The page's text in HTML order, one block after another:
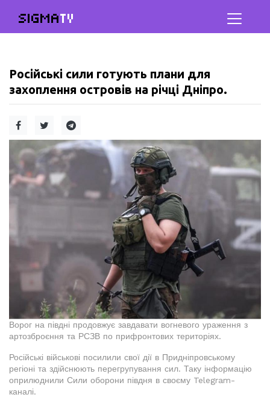
SIGMATV
Російські сили готують плани для
захоплення островів на річці Дніпро.
Ворог на півдні продовжує завдавати вогневого ураження з
артозброєння та РСЗВ по прифронтових територіях.
Російські військові посилили свої дії в Придніпровському
регіоні та здійснюють перегрупування сил. Таку інформацію
оприлюднили Сили оборони півдня в своєму Telegram-
каналі.